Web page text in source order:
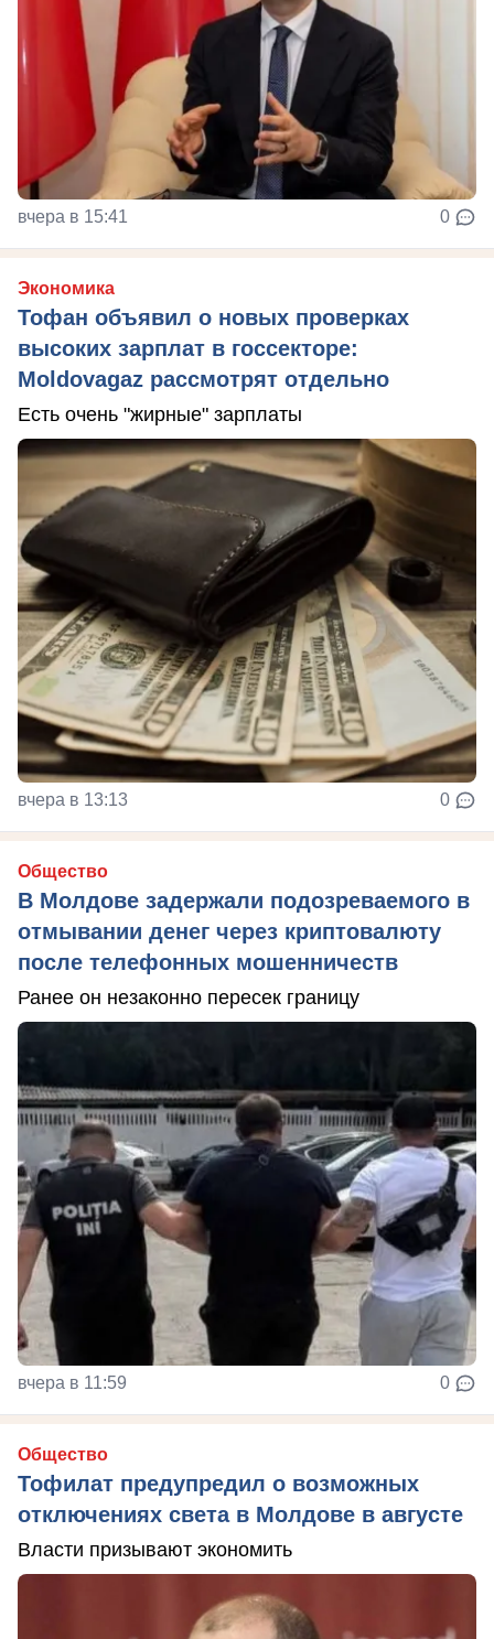
вчера в 15:41 0
Экономика
Тофан объявил о новых проверках
высоких зарплат в госсекторе:
Moldovagaz рассмотрят отдельно
Есть очень "жирные" зарплаты
вчера в 13:13 0
Общество
В Молдове задержали подозреваемого в
отмывании денег через криптовалюту
после телефонных мошенничеств
Ранее он незаконно пересек границу
вчера в 11:59 0
Общество
Тофилат предупредил о возможных
отключениях света в Молдове в августе
Власти призывают экономить